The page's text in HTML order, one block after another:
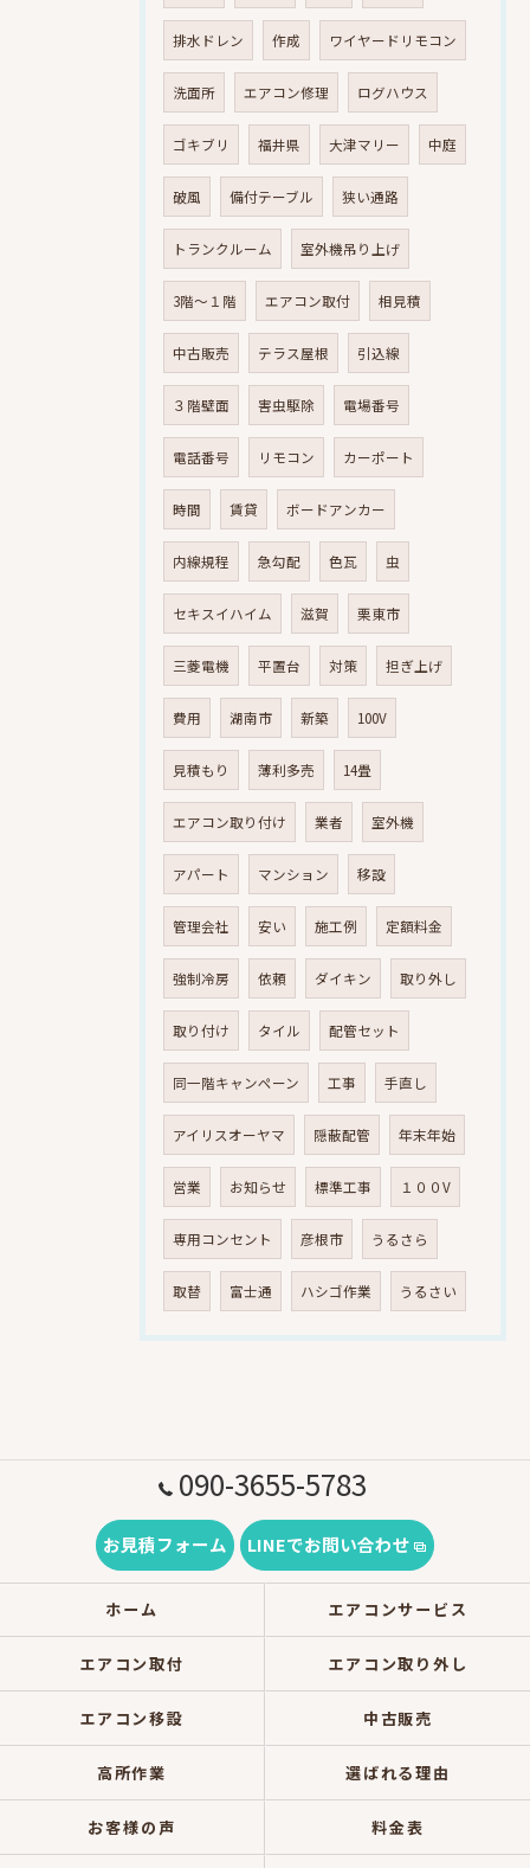
排水ドレン 作成 ワイヤードリモコン
洗面所 エアコン修理 ログハウス
ゴキブリ 福井県 大津マリー 中庭
破風 備付テーブル 狭い通路
トランクルーム 室外機吊り上げ
3階～１階 エアコン取付 相見積
中古販売 テラス屋根 引込線
３階壁面 害虫駆除 電場番号
電話番号 リモコン カーポート
時間 賃貸 ボードアンカー
内線規程 急勾配 色瓦 虫
セキスイハイム 滋賀 栗東市
三菱電機 平置台 対策 担ぎ上げ
費用 湖南市 新築 100V
見積もり 薄利多売 14畳
エアコン取り付け 業者 室外機
アパート マンション 移設
管理会社 安い 施工例 定額料金
強制冷房 依頼 ダイキン 取り外し
取り付け タイル 配管セット
同一階キャンペーン 工事 手直し
アイリスオーヤマ 隠蔽配管 年末年始
営業 お知らせ 標準工事 １００V
専用コンセント 彦根市 うるさら
取替 富士通 ハシゴ作業 うるさい
090-3655-5783
お見積フォーム LINEでお問い合わせ
ホーム エアコンサービス
エアコン取付 エアコン取り外し
エアコン移設 中古販売
高所作業 選ばれる理由
お客様の声 料金表